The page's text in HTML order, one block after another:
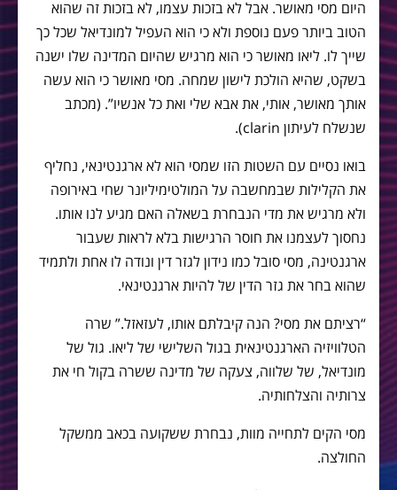
היום מסי מאושר. אבל לא בזכות עצמו, לא בזכות זה שהוא
הטוב ביותר פעם נוספת ולא כי הוא העפיל למונדיאל שכל כך
שייך לו. ליאו מאושר כי הוא מרגיש שהיום המדינה שלו ישנה
בשקט, שהיא הולכת לישון שמחה. מסי מאושר כי הוא עשה
אותך מאושר, אותי, את אבא שלי ואת כל אנשיו”. (מכתב
שנשלח לעיתון clarin).
בואו נסיים עם השטות הזו שמסי הוא לא ארגנטינאי, נחליף
את הקלילות שבמחשבה על המולטימיליונר שחי באירופה
ולא מרגיש את מדי הנבחרת בשאלה האם מגיע לנו אותו.
נחסוך לעצמנו את חוסר הרגישות בלא לראות שעבור
ארגנטינה, מסי סובל כמו נידון לגזר דין ונודה לו אחת ולתמיד
שהוא בחר את גזר הדין של להיות ארגנטינאי.
“רציתם את מסי? הנה קיבלתם אותו, לעזאזל.” שרה
הטלוויזיה הארגנטינאית בגול השלישי של ליאו. גול של
מונדיאל, של שלווה, צעקה של מדינה ששרה בקול חי את
צרותיה והצלחותיה.
מסי הקים לתחייה מוות, נבחרת ששקועה בכאב ממשקל
החולצה.